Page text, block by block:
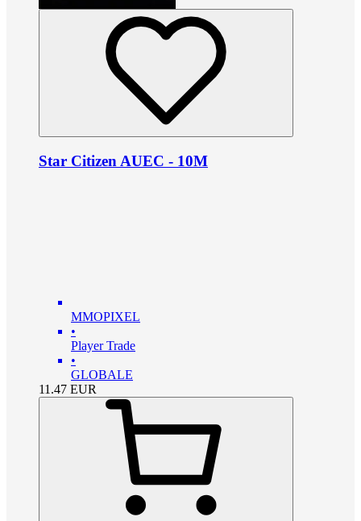
Star Citizen AUEC - 10M
MMOPIXEL
•
Player Trade
•
GLOBALE
11.47 EUR